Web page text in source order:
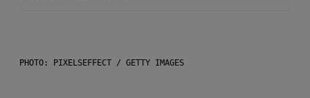
PHOTO: PIXELSEFFECT / GETTY IMAGES